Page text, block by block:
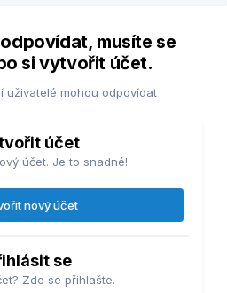
musíte se
si vytvořit účet.
uživatelé mohou odpovídat
účet
účet. Je to snadné!
nový účet
se
Zde se přihlašte.